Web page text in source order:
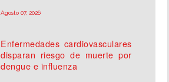
Agosto 07, 2026
Enfermedades cardiovasculares
disparan riesgo de muerte por
dengue e influenza